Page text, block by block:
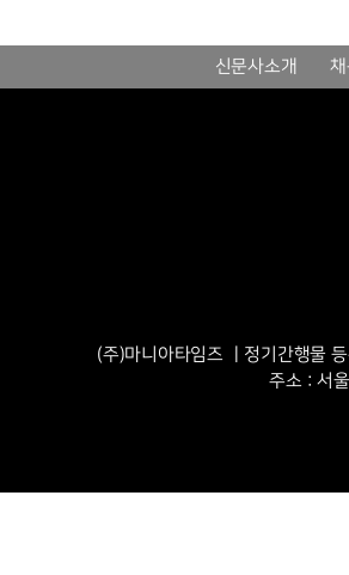
신문사소개
(주)마니아타임즈 ㅣ정기간행물
주소 : 서